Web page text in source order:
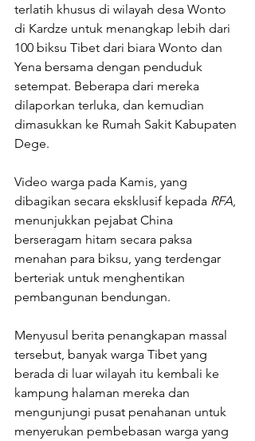
terlatih khusus di wilayah desa Wonto
di Kardze untuk menangkap lebih dari
100 biksu Tibet dari biara Wonto dan
Yena bersama dengan penduduk
setempat. Beberapa dari mereka
dilaporkan terluka, dan kemudian
dimasukkan ke Rumah Sakit Kabupaten
Dege.
Video warga pada Kamis, yang
dibagikan secara eksklusif kepada RFA
menunjukkan pejabat China
berseragam hitam secara paksa
menahan para biksu, yang terdengar
berteriak untuk menghentikan
pembangunan bendungan.
Menyusul berita penangkapan massal
tersebut, banyak warga Tibet yang
berada di luar wilayah itu kembali ke
kampung halaman mereka dan
mengunjungi pusat penahanan untuk
menyerukan pembebasan warga yang